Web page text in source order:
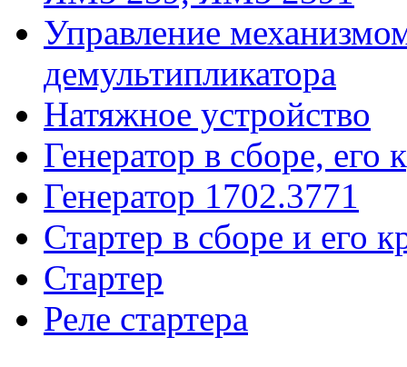
Управление
демультипликатора
Натяжное устройство
Генератор в сборе, его
Генератор 1702.3771
Стартер в сборе и его
Стартер
Реле стартера